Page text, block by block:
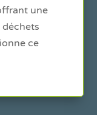
une
ce